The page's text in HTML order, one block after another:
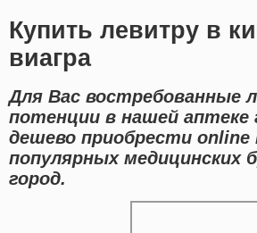
Купить левитру в
виагра
Для Вас востребованные
потенции в нашей
дешево приобрести online
популярных медицинских
город.